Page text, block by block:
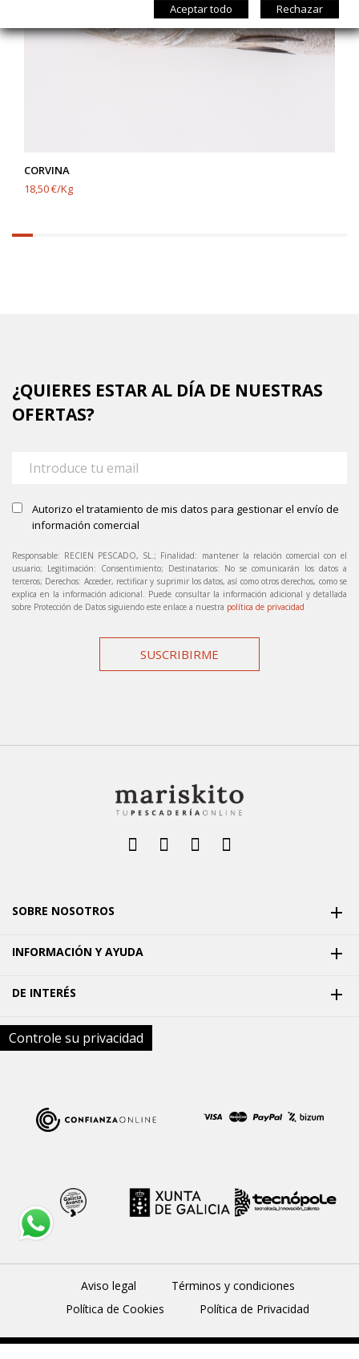
CORVINA
18,50 €/Kg
6.25%
¿QUIERES ESTAR AL DÍA DE NUESTRAS
OFERTAS?
Autorizo el tratamiento de mis datos para gestionar el envío de
información comercial
Responsable: RECIEN PESCADO, SL.; Finalidad: mantener la relación comercial con el
usuario; Legitimación: Consentimiento; Destinatarios: No se comunicarán los datos a
terceros; Derechos: Acceder, rectificar y suprimir los datos, así como otros derechos, como se
explica en la información adicional. Puede consultar la información adicional y detallada
sobre Protección de Datos siguiendo este enlace a nuestra política de privacidad
SUSCRIBIRME
SOBRE NOSOTROS 
INFORMACIÓN Y AYUDA 
DE INTERÉS 
Controle su privacidad
Aviso legal
Términos y condiciones
Política de Cookies
Política de Privacidad
Aceptar todo Rechazar